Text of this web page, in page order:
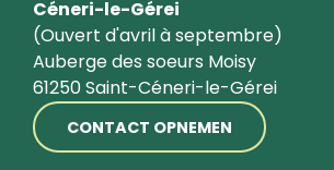
Céneri-le-Gérei
(Ouvert d'avril à septembre)
Auberge des soeurs Moisy
61250 Saint-Céneri-le-Gérei
CONTACT OPNEMEN